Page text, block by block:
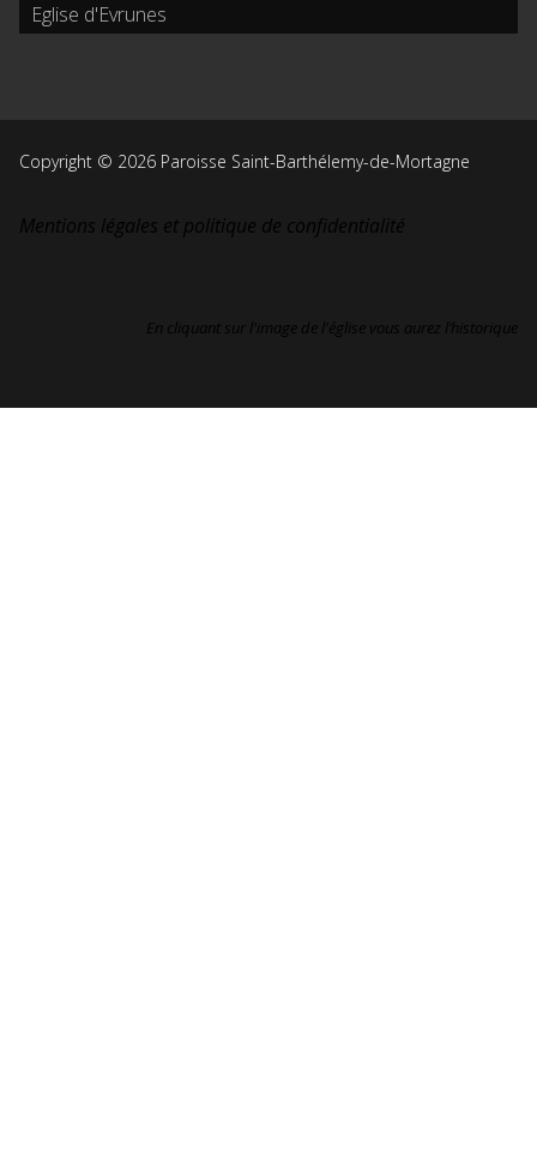
Eglise d'Evrunes
Copyright © 2026 Paroisse Saint-Barthélemy-de-Mortagne
Mentions légales et politique de confidentialité
En cliquant sur l'image de l'église vous aurez l’historique